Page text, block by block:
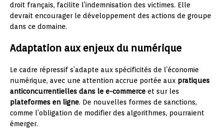
droit français, facilite l’indemnisation des victimes. Elle
devrait encourager le développement des actions de groupe
dans ce domaine.
Adaptation aux enjeux du numérique
Le cadre répressif s’adapte aux spécificités de l’économie
numérique, avec une attention accrue portée aux pratiques
anticoncurrentielles dans le e-commerce et sur les
plateformes en ligne. De nouvelles formes de sanctions,
comme l’obligation de modifier des algorithmes, pourraient
émerger.